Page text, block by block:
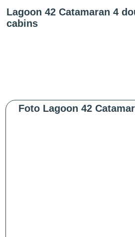
Lagoon 42 Catamaran 4
cabins
Foto Lagoon 42